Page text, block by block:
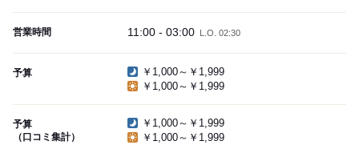
営業時間 11:00 - 03:00 L.O. 02:30
予算
￥1,000～￥1,999
￥1,000～￥1,999
予算
（口コミ集計）
￥1,000～￥1,999
￥1,000～￥1,999